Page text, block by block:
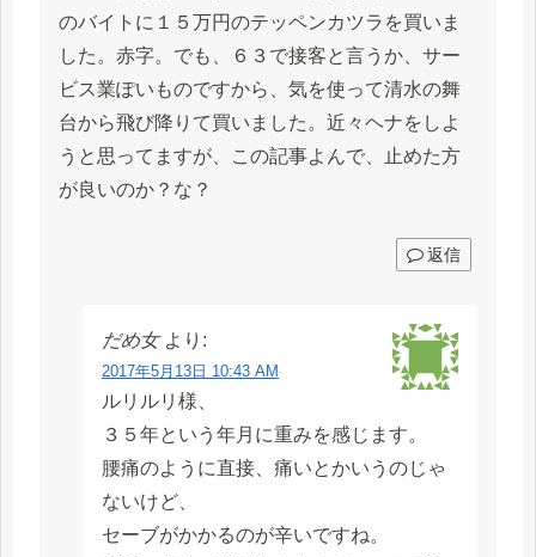
のバイトに１５万円のテッペンカツラを買いま
した。赤字。でも、６３で接客と言うか、サー
ビス業ぽいものですから、気を使って清水の舞
台から飛び降りて買いました。近々ヘナをしよ
うと思ってますが、この記事よんで、止めた方
が良いのか？な？
返信
だめ女 より:
2017年5月13日 10:43 AM
ルリルリ様、
３５年という年月に重みを感じます。
腰痛のように直接、痛いとかいうのじゃ
ないけど、
セーブがかかるのが辛いですね。